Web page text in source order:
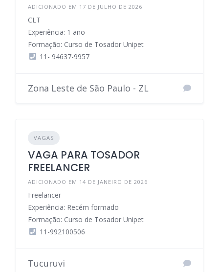
ADICIONADO EM 17 DE JULHO DE 2026
CLT
Experiência: 1 ano
Formação: Curso de Tosador Unipet
11- 94637-9957
Zona Leste de São Paulo - ZL
VAGAS
VAGA PARA TOSADOR
FREELANCER
ADICIONADO EM 14 DE JANEIRO DE 2026
Freelancer
Experiência: Recém formado
Formação: Curso de Tosador Unipet
11-992100506
Tucuruvi